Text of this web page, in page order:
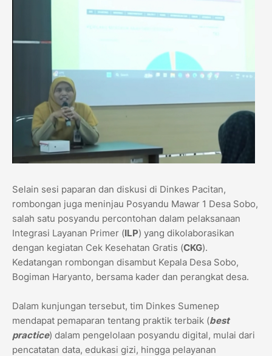
Selain sesi paparan dan diskusi di Dinkes Pacitan,
rombongan juga meninjau Posyandu Mawar 1 Desa Sobo,
salah satu posyandu percontohan dalam pelaksanaan
Integrasi Layanan Primer (ILP) yang dikolaborasikan
dengan kegiatan Cek Kesehatan Gratis (CKG).
Kedatangan rombongan disambut Kepala Desa Sobo,
Bogiman Haryanto, bersama kader dan perangkat desa.
Dalam kunjungan tersebut, tim Dinkes Sumenep
mendapat pemaparan tentang praktik terbaik (best
practice) dalam pengelolaan posyandu digital, mulai dari
pencatatan data, edukasi gizi, hingga pelayanan